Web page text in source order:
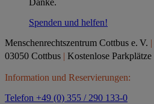
Spenden und helfen!
Menschenrechtszentrum Cottbus e. V. |
03050 Cottbus | Kostenlose Parkplätze
Information und Reservierungen:
Telefon +49 (0) 355 / 290 133-0